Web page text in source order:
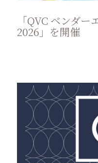
「QVC ベンダ
2026」を開催